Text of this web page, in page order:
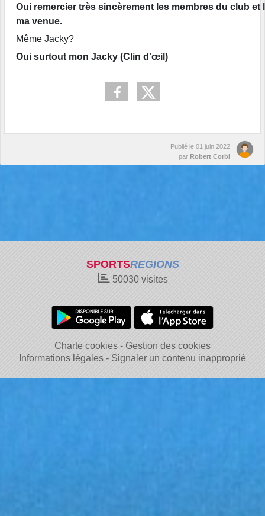
Oui remercier très sincèrement les membres du club
ma venue.
Même Jacky?
Oui surtout mon Jacky (Clin d'œil)
Publié le 01 juin 2022
par Robert Corbi
SPORTSREGIONS
50030visites
Charte cookies
Gestion des cookies
Informations légales
Signaler un contenu inapproprié